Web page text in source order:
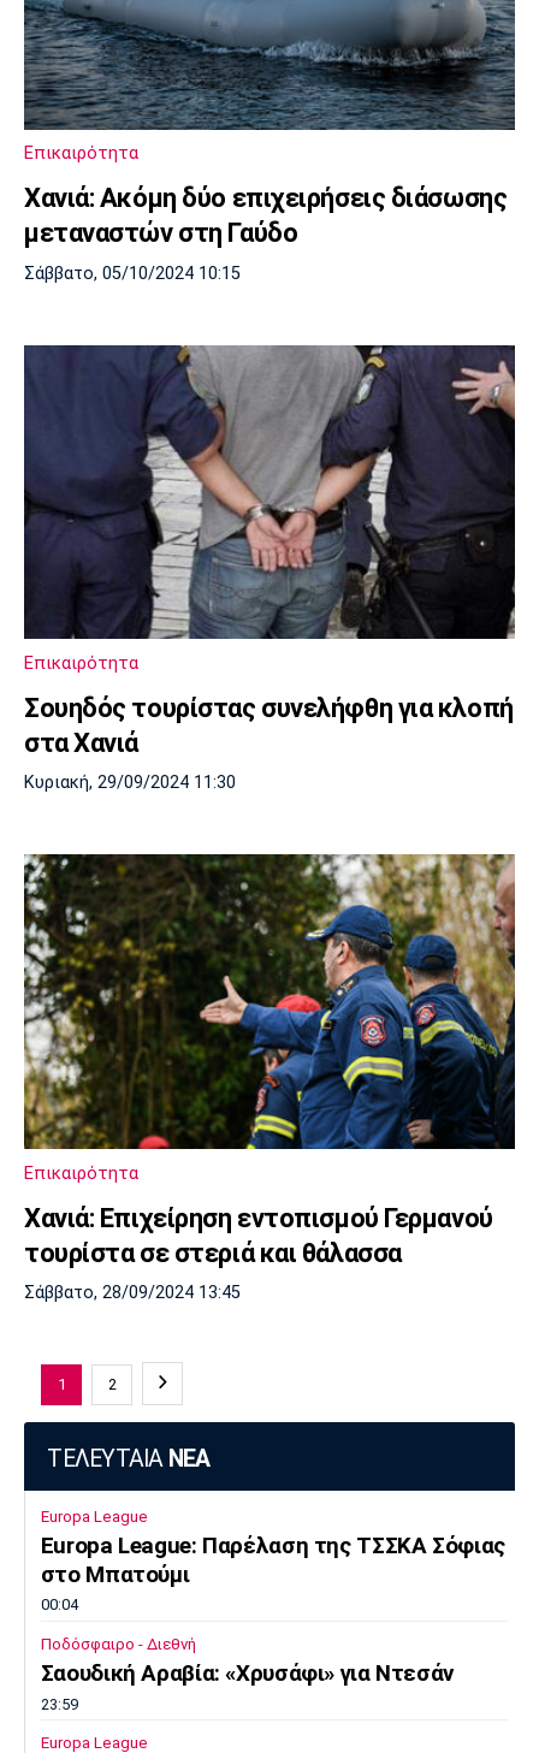
Επικαιρότητα
Χανιά: Ακόμη δύο επιχειρήσεις διάσωσης
μεταναστών στη Γαύδο
Σάββατο, 05/10/2024 10:15
Επικαιρότητα
Σουηδός τουρίστας συνελήφθη για κλοπή
στα Χανιά
Κυριακή, 29/09/2024 11:30
Επικαιρότητα
Χανιά: Επιχείρηση εντοπισμού Γερμανού
τουρίστα σε στεριά και θάλασσα
Σάββατο, 28/09/2024 13:45
1 2
ΤΕΛΕΥΤΑΙΑ ΝΕΑ
Europa League
Europa League: Παρέλαση της ΤΣΣΚΑ Σόφιας
στο Μπατούμι
00:04
Ποδόσφαιρο - Διεθνή
Σαουδική Αραβία: «Χρυσάφι» για Ντεσάν
23:59
Europa League